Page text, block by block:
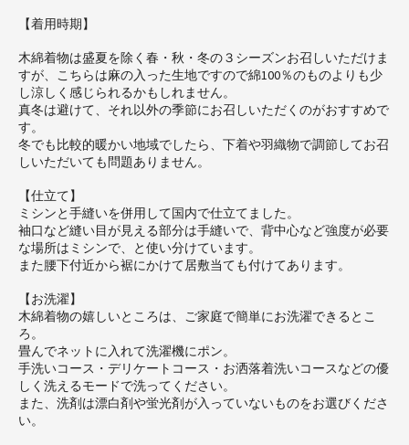
【着用時期】
木綿着物は盛夏を除く春・秋・冬の３シーズンお召しいただけま
すが、こちらは麻の入った生地ですので綿100％のものよりも少
し涼しく感じられるかもしれません。
真冬は避けて、それ以外の季節にお召しいただくのがおすすめで
す。
冬でも比較的暖かい地域でしたら、下着や羽織物で調節してお召
しいただいても問題ありません。
【仕立て】
ミシンと手縫いを併用して国内で仕立てました。
袖口など縫い目が見える部分は手縫いで、背中心など強度が必要
な場所はミシンで、と使い分けています。
また腰下付近から裾にかけて居敷当ても付けてあります。
【お洗濯】
木綿着物の嬉しいところは、ご家庭で簡単にお洗濯できるとこ
ろ。
畳んでネットに入れて洗濯機にポン。
手洗いコース・デリケートコース・お洒落着洗いコースなどの優
しく洗えるモードで洗ってください。
また、洗剤は漂白剤や蛍光剤が入っていないものをお選びくださ
い。